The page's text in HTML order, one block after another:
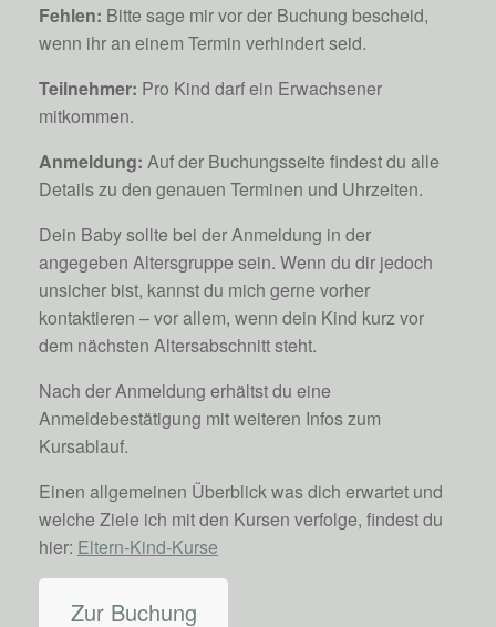
Fehlen: Bitte sage mir vor der Buchung bescheid,
wenn ihr an einem Termin verhindert seid.
Teilnehmer: Pro Kind darf ein Erwachsener
mitkommen.
Anmeldung: Auf der Buchungsseite findest du alle
Details zu den genauen Terminen und Uhrzeiten.
Dein Baby sollte bei der Anmeldung in der
angegeben Altersgruppe sein. Wenn du dir jedoch
unsicher bist, kannst du mich gerne vorher
kontaktieren – vor allem, wenn dein Kind kurz vor
dem nächsten Altersabschnitt steht.
Nach der Anmeldung erhältst du eine
Anmeldebestätigung mit weiteren Infos zum
Kursablauf.
Einen allgemeinen Überblick was dich erwartet und
welche Ziele ich mit den Kursen verfolge, findest du
hier: Eltern-Kind-Kurse
Zur Buchung